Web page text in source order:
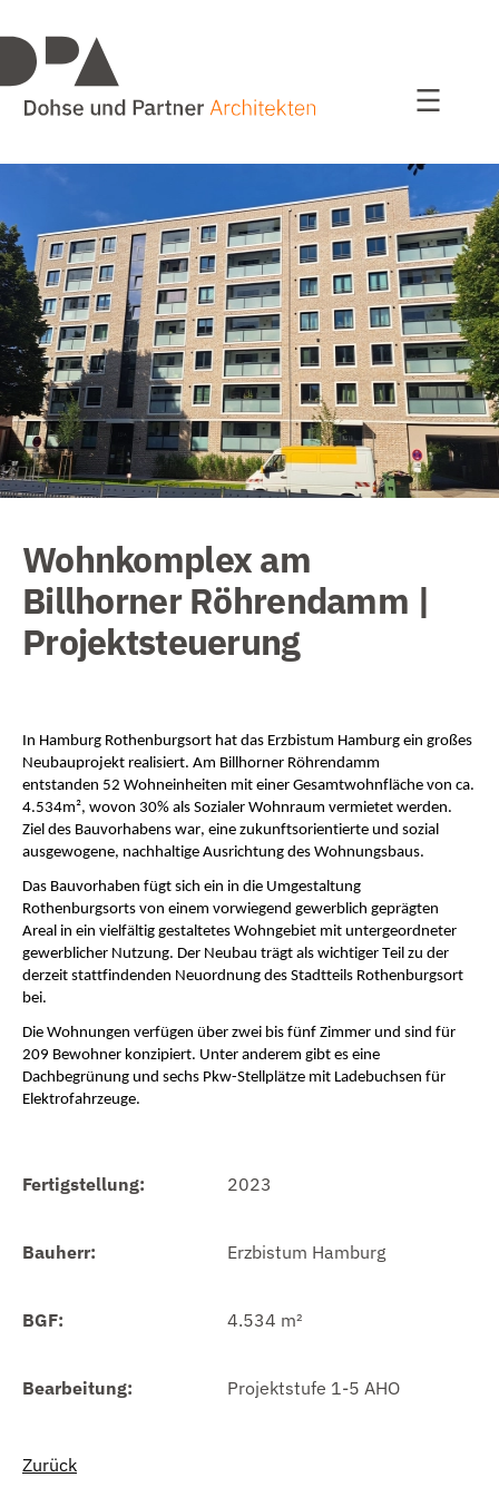
Wohnkomplex am
Billhorner Röhrendamm |
Projektsteuerung
In Hamburg Rothenburgsort hat das Erzbistum Hamburg ein großes
Neubauprojekt realisiert. Am Billhorner
entstanden 52 Wohneinheiten mit einer Gesamtwohnfläche von ca.
4.534m², wovon 30% als Sozialer Wohnraum vermietet werden.
Ziel des Bauvorhabens war, eine zukunftsorientierte und sozial
ausgewogene, nachhaltige Ausrichtung des Wohnungsbaus.
Das Bauvorhaben fügt sich ein in die Umgestaltung
Rothenburgsorts von einem vorwiegend gewerblich geprägten
Areal in ein vielfältig gestaltetes Wohngebiet mit untergeordneter
gewerblicher Nutzung. Der Neubau trägt als wichtiger Teil zu der
derzeit stattfindenden Neuordnung des Stadtteils Rothenburgsort
bei.
Die Wohnungen verfügen über zwei bis fünf Zimmer und sind für
209 Bewohner konzipiert. Unter anderem gibt es eine
Dachbegrünung und sechs Pkw-Stellplätze mit Ladebuchsen für
Elektrofahrzeuge.
Fertigstellung: 2023
Bauherr: Erzbistum Hamburg
BGF: 4.534 m²
Bearbeitung: Projektstufe 1-5 AHO
Zurück
alle Projekte
Bauen im Bestand
Kultur und Kommunales
Studien / Wettbewerbe